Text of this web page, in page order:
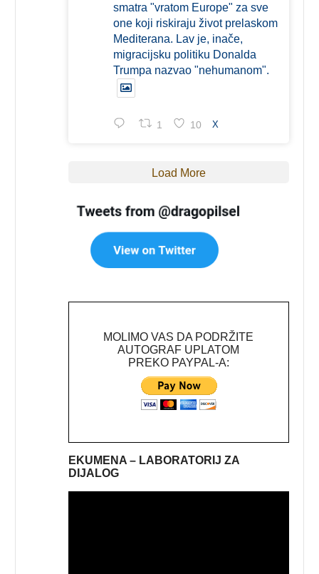
smatra "vratom Europe" za sve
one koji riskiraju život prelaskom
Mediterana. Lav je, inače,
migracijsku politiku Donalda
Trumpa nazvao "nehumanom".
1 10 X
Load More
MOLIMO VAS DA PODRŽITE
AUTOGRAF UPLATOM
PREKO PAYPAL-A:
EKUMENA – LABORATORIJ ZA
DIJALOG